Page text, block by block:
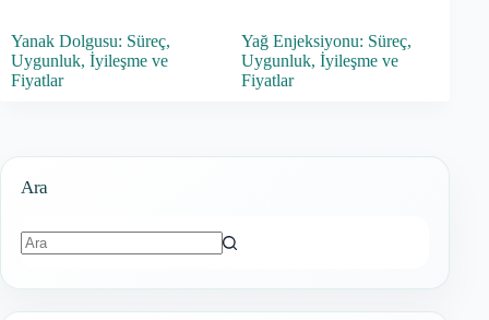
Yanak Dolgusu: Süreç,
Uygunluk, İyileşme ve
Fiyatlar
Yağ Enjeksiyonu: Süreç,
Uygunluk, İyileşme ve
Fiyatlar
Ara